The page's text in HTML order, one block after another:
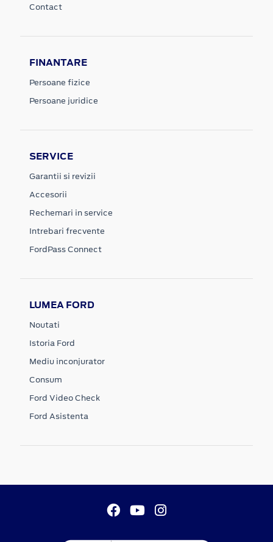
Contact
FINANTARE
Persoane fizice
Persoane juridice
SERVICE
Garantii si revizii
Accesorii
Rechemari in service
Intrebari frecvente
FordPass Connect
LUMEA FORD
Noutati
Istoria Ford
Mediu inconjurator
Consum
Ford Video Check
Ford Asistenta